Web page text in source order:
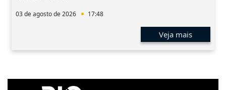
03 de agosto de 2026 17:48
Veja mais